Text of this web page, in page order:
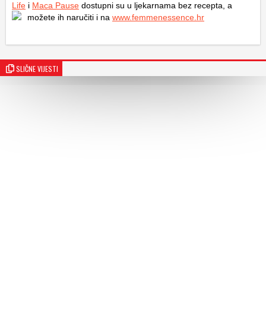
Life i Maca Pause dostupni su u ljekarnama bez recepta, a
možete ih naručiti i na www.femmenessence.hr
SLIČNE VIJESTI